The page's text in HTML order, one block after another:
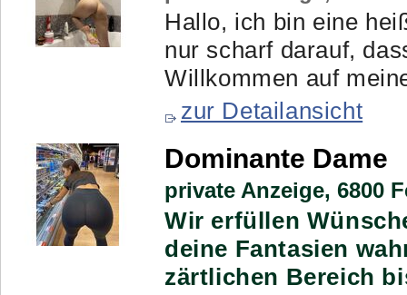
Hallo, ich bin eine
nur scharf darauf,
Willkommen auf
zur Detailansicht
Dominante Dame
private Anzeige, 6800
Wir erfüllen
deine Fantasien
zärtlichen Bereich